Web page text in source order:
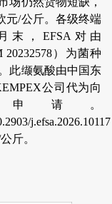
元/公斤。各级终端
末，EFSA对由
20232578）为菌种
此缬氨酸由中国东
公司代为向
申请。
斤。